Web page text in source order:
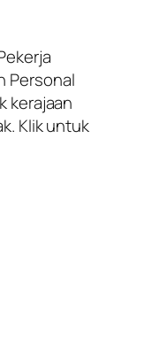
Personal
kerajaan
Klik untuk